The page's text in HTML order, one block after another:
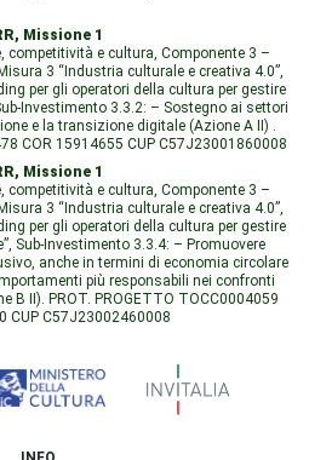
Missione 1
e cultura, Componente 3 –
3 “Industria culturale e creativa 4.0”,
per gli operatori della cultura per gestire
Investimento 3.3.2: – Sostegno ai settori
e la transizione digitale (Azione A II) .
COR 15914655 CUP C57J23001860008
Missione 1
e cultura, Componente 3 –
3 “Industria culturale e creativa 4.0”,
per gli operatori della cultura per gestire
Sub-Investimento 3.3.4: – Promuovere
anche in termini di economia circolare
più responsabili nei confronti
B II). PROT. PROGETTO TOCC0004059
CUP C57J23002460008